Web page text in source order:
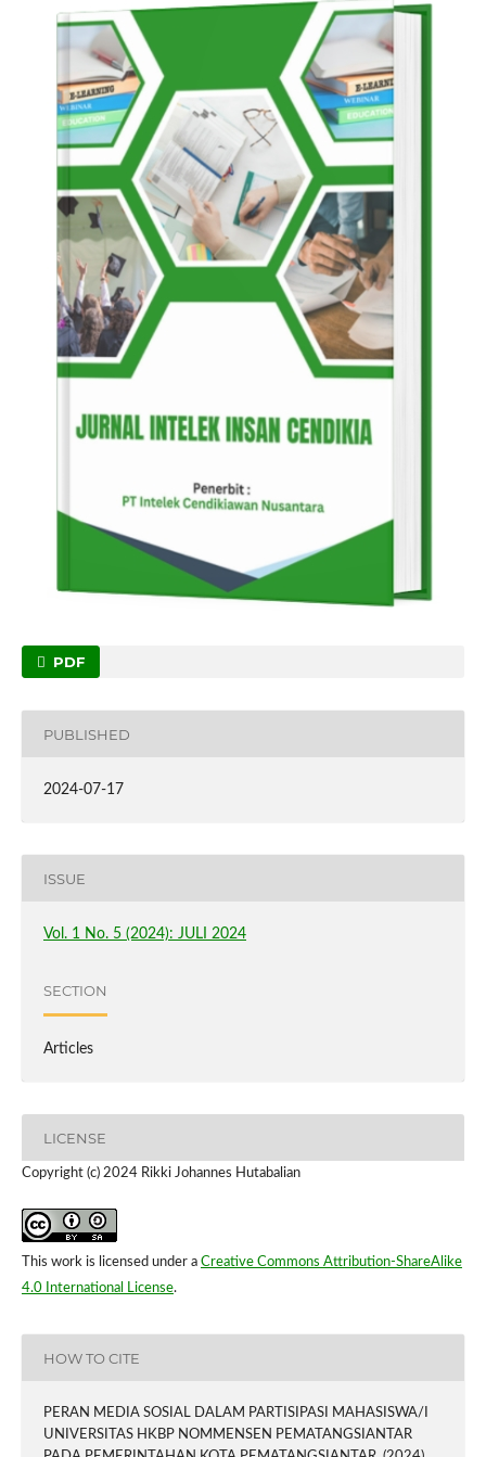
PDF
PUBLISHED
2024-07-17
ISSUE
Vol. 1 No. 5 (2024): JULI 2024
SECTION
Articles
LICENSE
Copyright (c) 2024 Rikki Johannes Hutabalian
This work is licensed under a Creative Commons Attribution-ShareAlike
4.0 International License.
HOW TO CITE
PERAN MEDIA SOSIAL DALAM PARTISIPASI MAHASISWA/I
UNIVERSITAS HKBP NOMMENSEN PEMATANGSIANTAR